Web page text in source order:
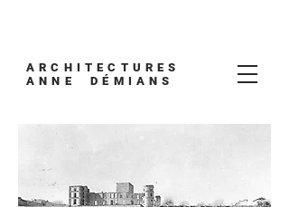
ARCHITECTURES
ANNE DÉMIANS